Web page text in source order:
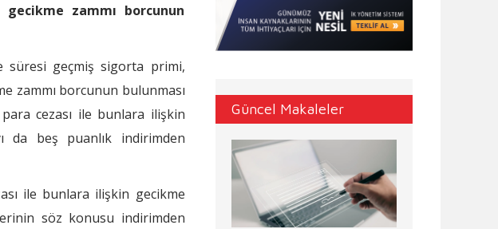
zammı borcunun
süresi geçmiş sigorta primi,
zammı borcunun bulunması
cezası ile bunlara ilişkin
da beş puanlık indirimden
ile bunlara ilişkin gecikme
söz konusu indirimden
Güncel Makaleler